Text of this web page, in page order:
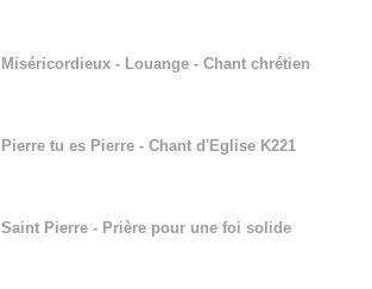
Miséricordieux - Louange - Chant chrétien
Pierre tu es Pierre - Chant d'Eglise K221
Saint Pierre - Prière pour une foi solide